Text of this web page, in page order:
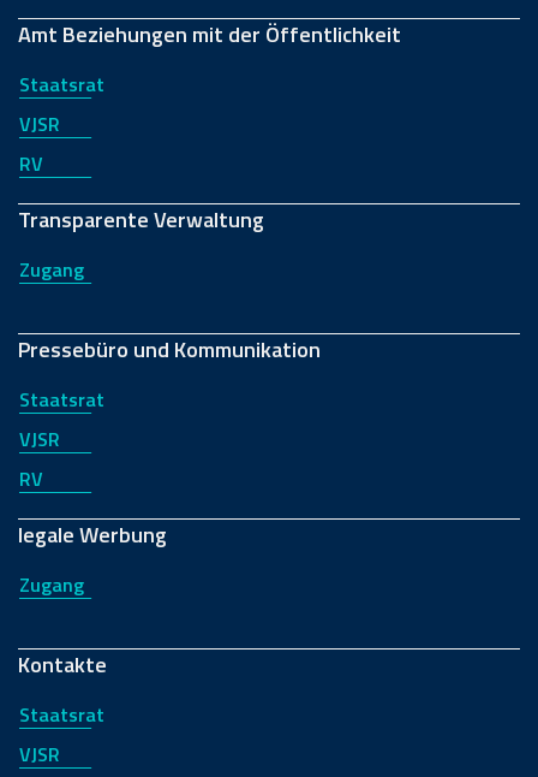
Amt Beziehungen mit der Öffentlichkeit
Staatsrat
VJSR
RV
Transparente Verwaltung
Zugang
Pressebüro und Kommunikation
Staatsrat
VJSR
RV
legale Werbung
Zugang
Kontakte
Staatsrat
VJSR